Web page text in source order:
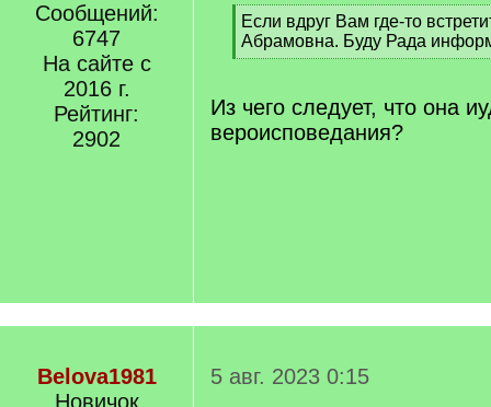
Сообщений:
6747
На сайте с
2016 г.
Рейтинг:
2902
[
q
]
Если вдруг Вам где-то
Абрамовна. Буду Рада
[
q
Из чего следует, что она
вероисповедания?
Belova1981
Новичок
5 авг. 2023 0:15